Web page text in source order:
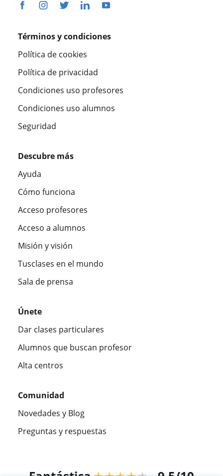
Términos y condiciones
Política de cookies
Política de privacidad
Condiciones uso profesores
Condiciones uso alumnos
Seguridad
Descubre más
Ayuda
Cómo funciona
Acceso profesores
Acceso a alumnos
Misión y visión
Tusclases en el mundo
Sala de prensa
Únete
Dar clases particulares
Alumnos que buscan profesor
Alta centros
Comunidad
Novedades y Blog
Preguntas y respuestas